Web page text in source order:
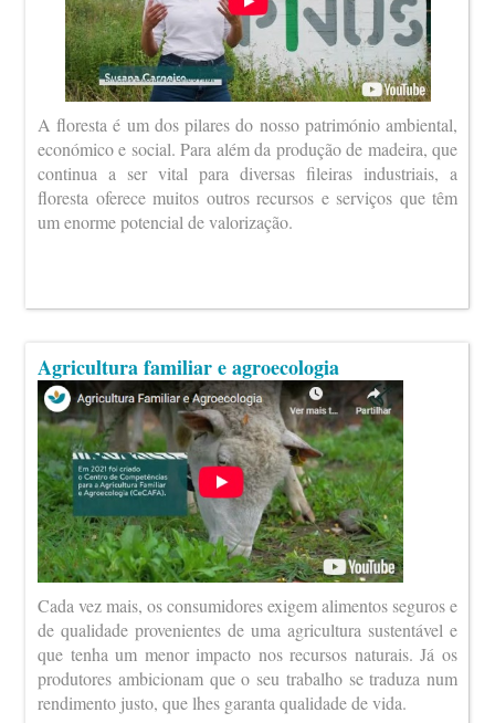
A floresta é um dos pilares do nosso património ambiental,
económico e social. Para além da produção de madeira, que
continua a ser vital para diversas fileiras industriais, a
floresta oferece muitos outros recursos e serviços que têm
um enorme potencial de valorização.
Agricultura familiar e agroecologia
Cada vez mais, os consumidores exigem alimentos seguros e
de qualidade provenientes de uma agricultura sustentável e
que tenha um menor impacto nos recursos naturais. Já os
produtores ambicionam que o seu trabalho se traduza num
rendimento justo, que lhes garanta qualidade de vida.